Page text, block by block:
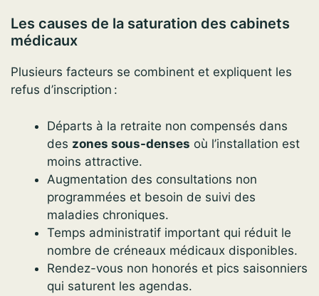
Les causes de la saturation des cabinets
médicaux
Plusieurs facteurs se combinent et expliquent les
refus d’inscription :
Départs à la retraite non compensés dans
des zones sous-denses où l’installation est
moins attractive.
Augmentation des consultations non
programmées et besoin de suivi des
maladies chroniques.
Temps administratif important qui réduit le
nombre de créneaux médicaux disponibles.
Rendez-vous non honorés et pics saisonniers
qui saturent les agendas.